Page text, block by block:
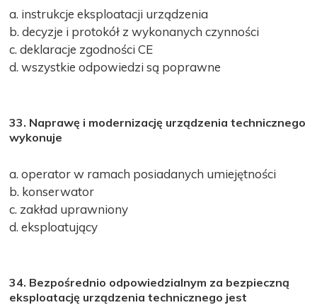
a. instrukcje eksploatacji urządzenia
b. decyzje i protokół z wykonanych czynności
c. deklaracje zgodności CE
d. wszystkie odpowiedzi są poprawne
33. Naprawę i modernizację urządzenia technicznego
wykonuje
a. operator w ramach posiadanych umiejętności
b. konserwator
c. zakład uprawniony
d. eksploatujący
34. Bezpośrednio odpowiedzialnym za bezpieczną
eksploatację urządzenia technicznego jest